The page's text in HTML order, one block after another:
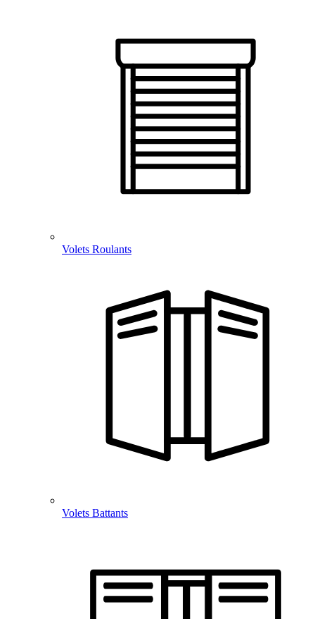
Volets Roulants
Volets Battants